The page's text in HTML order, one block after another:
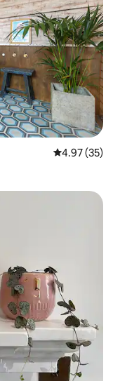
レビュー35
4.97 (35)